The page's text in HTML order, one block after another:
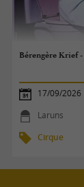
Bérengère Krief -
17/09/2026
Laruns
Cirque